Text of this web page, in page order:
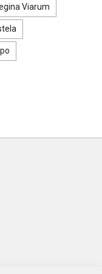
Viarum